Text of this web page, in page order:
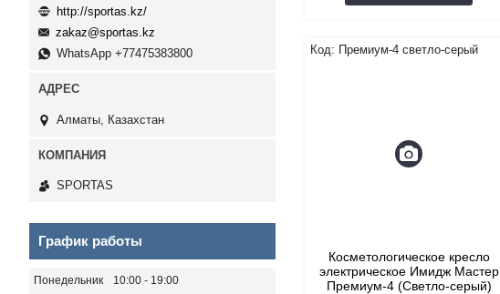
Премиум-4 светло-серый
Косметологическое кресло
электрическое Имидж Мастер
Премиум-4 (Светло-серый)
http://sportas.kz/
zakaz@sportas.kz
WhatsApp +77475383800
Алматы, Казахстан
SPORTAS
График работы
Понедельник 10:00
19:00